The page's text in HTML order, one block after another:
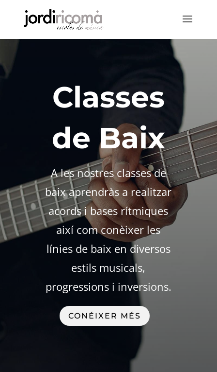
Classes
de Baix
A les nostres classes de
baix aprendràs a realitzar
acords i bases rítmiques
així com conèixer les
línies de baix en diversos
estils musicals,
progressions i inversions.
CONÉIXER MÉS